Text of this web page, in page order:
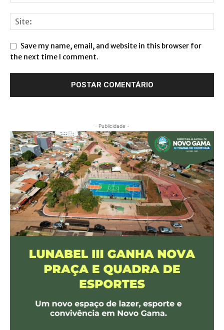
Save my name, email, and website in this browser for
the next time I comment.
- Publicidade -